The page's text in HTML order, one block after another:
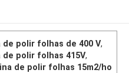
de polir folhas de 400 V,
de polir folhas 415V,
de polir folhas 15m2/ho